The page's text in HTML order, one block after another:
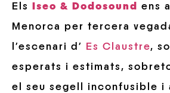
Els Iseo & Dodosound
ens
Menorca per tercera
l’escenari d’
Es Claustre,
esperats i estimats,
el seu segell inconfusible i